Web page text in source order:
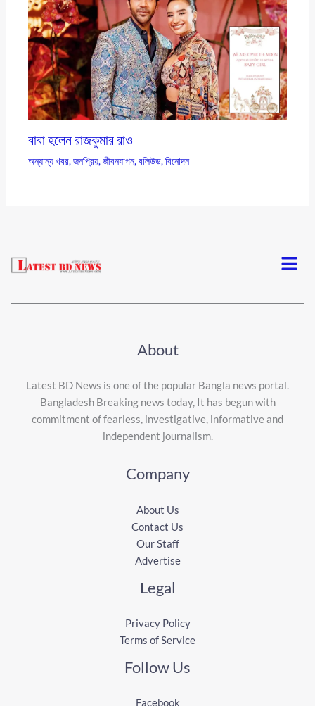
বাবা হলেন রাজকুমার রাও
অন্যান্য খবর,জনপ্রিয়,জীবনযাপন,বলিউড,বিনোদন
Menu
About
Latest BD News is one of the popular Bangla news portal.
Bangladesh Breaking news today, It has begun with
commitment of fearless, investigative, informative and
independent journalism.
Company
About Us
Contact Us
Our Staff
Advertise
Legal
Privacy Policy
Terms of Service
Follow Us
Facebook